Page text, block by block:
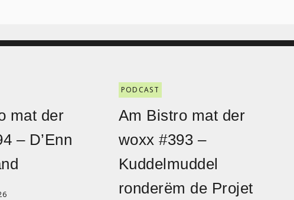
mat der
– D’Enn
PODCAST
Am Bistro mat der
woxx #393 –
Kuddelmuddel
ronderëm de Projet